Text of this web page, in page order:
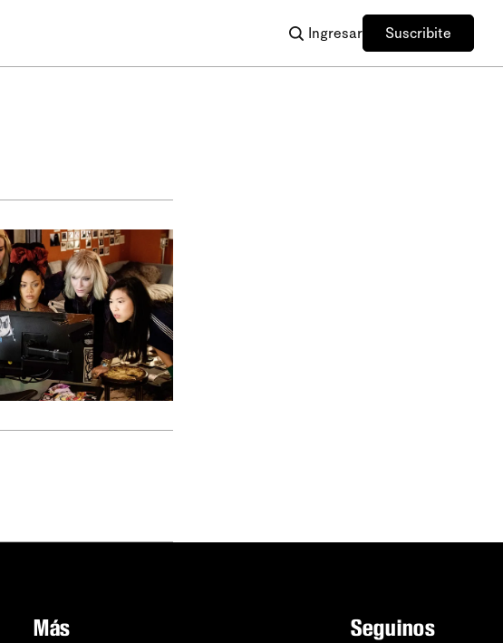
Ingresar Suscribite
Más Seguinos